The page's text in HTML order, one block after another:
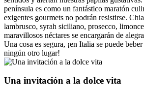
península es como un fantástico maratón
exigentes gourmets no podrán resistirse.
lambrusco, syrah siciliano, prosecco,
maravillosos néctares se encargarán de
Una cosa es segura, ¡en Italia se puede
ningún otro lugar!
Una invitación a la dolce vita